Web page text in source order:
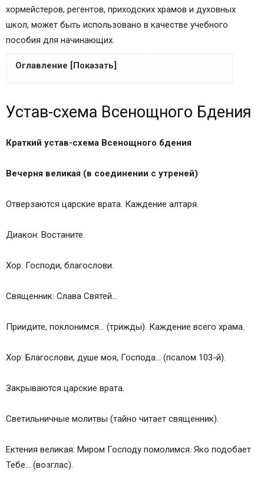
хормейстеров, регентов, приходских храмов и духовных
школ, может быть использовано в качестве учебного
пособия для начинающих.
Оглавление [Показать]
Устав-схема Всенощного Бдения
Краткий устав-схема Всенощного бдения
Вечерня великая (в соединении с утреней)
Отверзаются царские врата. Каждение алтаря.
Диакон: Востаните.
Хор: Господи, благослови.
Священник: Слава Святей…
Приидите, поклонимся… (трижды). Каждение всего храма.
Хор: Благослови, душе моя, Господа… (псалом 103-й).
Закрываются царские врата.
Светильничные молитвы (тайно читает священник).
Ектения великая: Миром Господу помолимся. Яко подобает
Тебе… (возглас).